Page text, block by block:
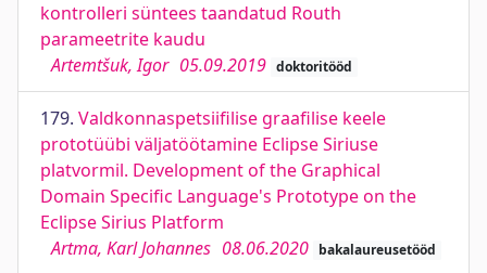
kontrolleri süntees taandatud Routh
parameetrite kaudu
Artemtšuk, Igor 05.09.2019 doktoritööd
179. Valdkonnaspetsiifilise graafilise keele
prototüübi väljatöötamine Eclipse Siriuse
platvormil. Development of the Graphical
Domain Specific Language's Prototype on the
Eclipse Sirius Platform
Artma, Karl Johannes 08.06.2020 bakalaureusetööd